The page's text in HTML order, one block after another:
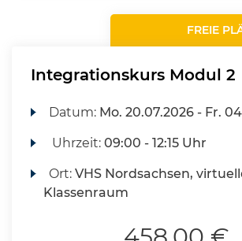
FREIE
Integrationskurs Modul 2
Datum: Mo. 20.07.2026 - Fr.
Uhrzeit:09:00 - 12:15 Uhr
Ort:VHS Nordsachsen,
Klassenraum